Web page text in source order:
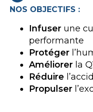
NOS OBJECTIFS :
Infuser une
performante
Protéger
Améliorer la
Réduire
Propulser